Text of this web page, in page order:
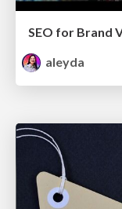
SEO for Brand
aleyda